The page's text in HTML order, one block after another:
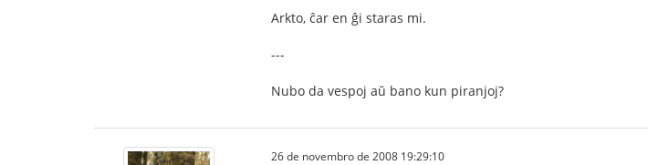
Arkto, ĉar en ĝi staras mi.
---
Nubo da vespoj aŭ bano kun piranjoj?
26 de novembro de 2008 19:29:10